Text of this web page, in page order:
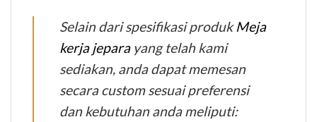
Selain dari spesifikasi produkMeja
kerja jeparayang telah kami
sediakan, anda dapat memesan
secara custom sesuai preferensi
dan kebutuhan anda meliputi: